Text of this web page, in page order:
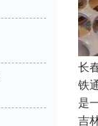
长
铁
是
吉